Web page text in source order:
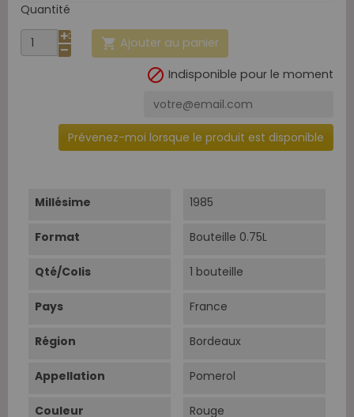
Quantité
 Ajouter au panier
 Indisponible pour le moment
Prévenez-moi lorsque le produit est disponible
Millésime 1985
Format Bouteille 0.75L
Qté/Colis 1 bouteille
Pays France
Région Bordeaux
Appellation Pomerol
Couleur Rouge